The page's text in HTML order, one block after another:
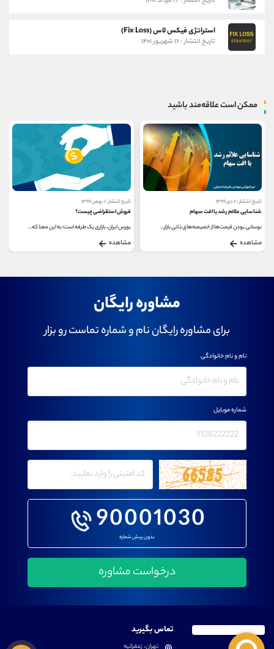
استراتژی فیکس لاس (Fix Loss)
تاریخ انتشار : ۱۶ شهریور ۱۴۰۱
ممکن است علاقه‌مند باشید
تاریخ انتشار : ۶ دی ۱۳۹۹
شناسایی علائم رشد یا افت سهام
نوسانی بودن قیمت‌ها از خصیصه‌های ذاتی بازار...
مشاهده
تاریخ انتشار : ۱ بهمن ۱۳۹۹
فروش استقراضی چیست؟
بورس ایران، بازاری یک طرفه است؛ به این معنا که...
مشاهده
مشاوره رایگان
برای مشاوره رایگان نام و شماره تماست رو بزار
90001030
بدون پیش شماره
نام و نام خانوادگی
شماره موبایل
تماس بگیرید
تهران، زعفرانیه